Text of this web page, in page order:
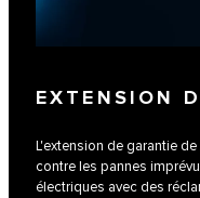
EXTENSION
L'extension de garantie
contre les pannes
électriques avec des